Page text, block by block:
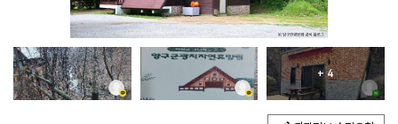
+ 4